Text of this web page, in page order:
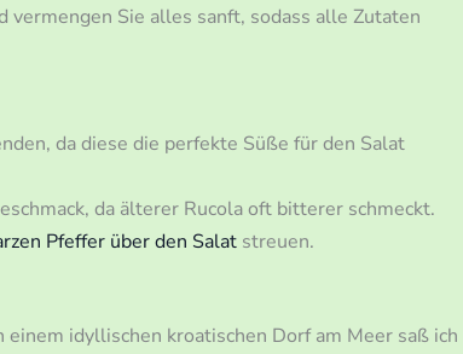
vermengen Sie alles sanft, sodass alle Zutaten
da diese die perfekte Süße für den Salat
da älterer Rucola oft bitterer schmeckt.
Pfeffer über den Salat streuen.
idyllischen kroatischen Dorf am Meer saß ich